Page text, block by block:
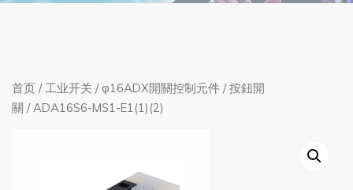
首页 /工业开关 /φ16ADX開關控制元件 /按鈕開
關 / ADA16S6-MS1-E1(1)(2)